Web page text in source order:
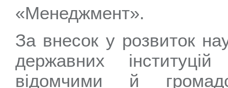
«Менеджмент».
За внесок у розвиток
державних
відомчими й